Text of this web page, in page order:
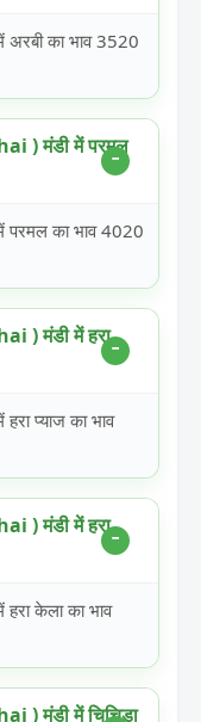
का भाव 3520
) मंडी में परमल
का भाव 4020
) मंडी में हरा
प्याज का भाव
) मंडी में हरा
केला का भाव
मंडी में चिचिड़ा